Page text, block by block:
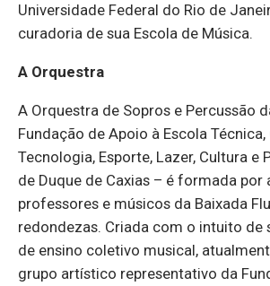
Universidade Federal do Rio de
curadoria de sua Escola de Música.
A Orquestra
A Orquestra de Sopros e Percussão
Fundação de Apoio à Escola Técnica,
Tecnologia, Esporte, Lazer, Cultura e
de Duque de Caxias – é formada por
professores e músicos da Baixada
redondezas. Criada com o intuito de
de ensino coletivo musical,
grupo artístico representativo da